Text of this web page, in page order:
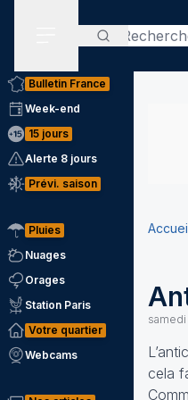
Rechercher
Bulletin France
Week-end
15 jours
Alerte 8 jours
Prévi. saison
Pluies
Nuages
Orages
Station Paris
Votre quartier
Webcams
cela